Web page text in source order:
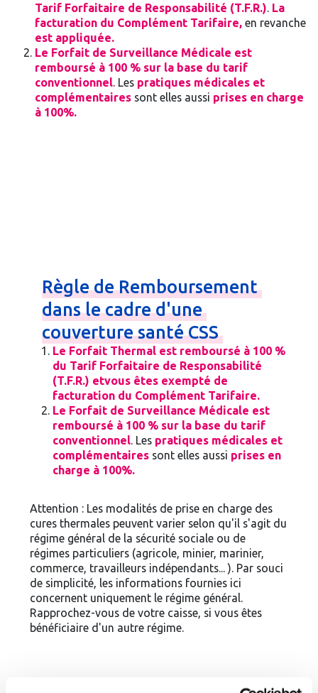
Tarif Forfaitaire de Responsabilité (T.F.R.).La
facturation du Complément Tarifaire, en revanche
est appliquée.
Le Forfait de Surveillance Médicale est
remboursé à 100 % sur la base du tarif
conventionnel. Les pratiques médicales et
complémentaires sont elles aussi prises en charge
à 100%.
RègledeRemboursement
danslecadred'une
couverturesantéCSS
Le Forfait Thermal est remboursé à 100 %
du Tarif Forfaitaire de Responsabilité
(T.F.R.) etvous êtes exempté de
facturation du Complément Tarifaire.
Le Forfait de Surveillance Médicale est
remboursé à 100 % sur la base du tarif
conventionnel . Les pratiques médicales et
complémentaires sont elles aussi prises en
charge à 100%.
Attention : Les modalités de prise en charge des
cures thermales peuvent varier selon qu'il s'agit du
régime général de la sécurité sociale ou de
régimes particuliers (agricole, minier, marinier,
commerce, travailleurs indépendants... ). Par souci
de simplicité, les informations fournies ici
concernent uniquement le régime général.
Rapprochez-vous de votre caisse, si vous êtes
bénéficiaire d'un autre régime.